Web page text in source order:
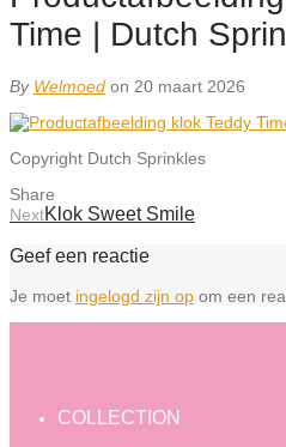
Time | Dutch
By Welmoed on 20 maart 2026
Copyright Dutch Sprinkles
Share
NextKlok Sweet Smile
Geef een reactie
Je moet ingelogd zijn op om een
COLLECTION